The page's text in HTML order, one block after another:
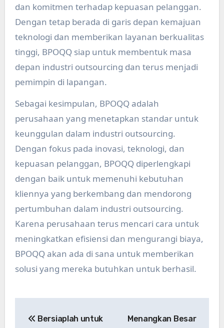
dan komitmen terhadap kepuasan pelanggan.
Dengan tetap berada di garis depan kemajuan
teknologi dan memberikan layanan berkualitas
tinggi, BPOQQ siap untuk membentuk masa
depan industri outsourcing dan terus menjadi
pemimpin di lapangan.
Sebagai kesimpulan, BPOQQ adalah
perusahaan yang menetapkan standar untuk
keunggulan dalam industri outsourcing.
Dengan fokus pada inovasi, teknologi, dan
kepuasan pelanggan, BPOQQ diperlengkapi
dengan baik untuk memenuhi kebutuhan
kliennya yang berkembang dan mendorong
pertumbuhan dalam industri outsourcing.
Karena perusahaan terus mencari cara untuk
meningkatkan efisiensi dan mengurangi biaya,
BPOQQ akan ada di sana untuk memberikan
solusi yang mereka butuhkan untuk berhasil.
Bersiaplah untuk Menangkan Besar